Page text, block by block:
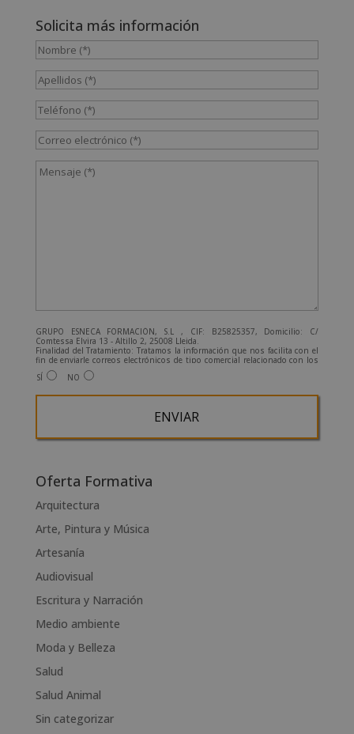
Solicita más información
GRUPO ESNECA FORMACIÓN, S.L , CIF: B25825357, Domicilio: C/
Comtessa Elvira 13 - Altillo 2, 25008 Lleida.
Finalidad del Tratamiento: Tratamos la información que nos facilita con el
fin de enviarle correos electrónicos de tipo comercial relacionado con los
productos ofrecidos y otros tipo de productos que fueran de su interés.
Legitimación del tratamiento: Consentimiento del interesado.
dirigiéndose a la dirección admin@grupoesneca.com.
Desea recibir información comercial (vía telefónica y/o email):
SÍ NO
l
e
r
n
i
v
e
Oferta Formativa
Arquitectura
Arte, Pintura y Música
Artesanía
Audiovisual
Escritura y Narración
Medio ambiente
Moda y Belleza
Salud
Salud Animal
Sin categorizar